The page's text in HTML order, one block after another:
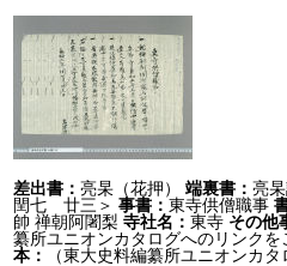
差出書：亮杲（花押） 端裏書：亮
閏七 廿三＞ 事書：東寺供僧職事
帥 禅朝阿闍梨 寺社名：東寺 その他
纂所ユニオンカタログへのリンクを
本：
（東大史料編纂所ユニオンカタ